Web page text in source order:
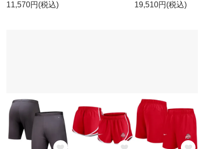
11,570円(税込) 19,510円(税込)